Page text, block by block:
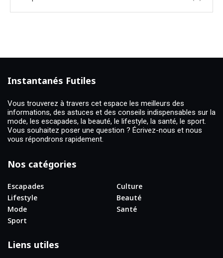
Instantanés Futiles
Vous trouverez à travers cet espace les meilleurs des
informations, des astuces et des conseils indispensables sur la
mode, les escapades, la beauté, le lifestyle, la santé, le sport.
Vous souhaitez poser une question ? Écrivez-nous et nous
vous répondrons rapidement.
Nos catégories
Escapades
Culture
Lifestyle
Beauté
Mode
Santé
Sport
Liens utiles